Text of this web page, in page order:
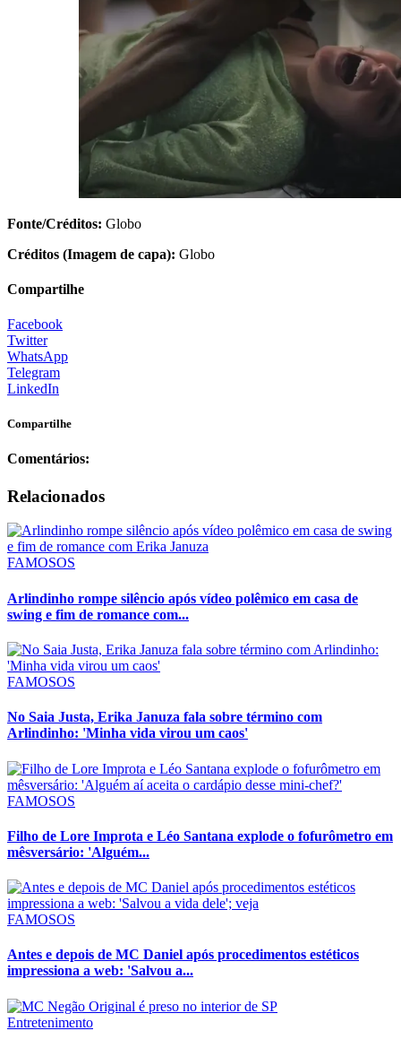
Fonte/Créditos: Globo
Créditos (Imagem de capa): Globo
Compartilhe
Facebook
Twitter
WhatsApp
Telegram
LinkedIn
Compartilhe
Comentários:
Relacionados
FAMOSOS
Arlindinho rompe silêncio após vídeo polêmico em casa de
swing e fim de romance com...
FAMOSOS
No Saia Justa, Erika Januza fala sobre término com
Arlindinho: 'Minha vida virou um caos'
FAMOSOS
Filho de Lore Improta e Léo Santana explode o fofurômetro em
mêsversário: 'Alguém...
FAMOSOS
Antes e depois de MC Daniel após procedimentos estéticos
impressiona a web: 'Salvou a...
Entretenimento